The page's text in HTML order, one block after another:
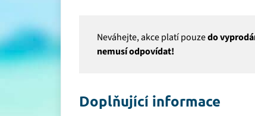
Neváhejte, akce platí pouzedo
nemusí odpovídat!
Doplňující informace